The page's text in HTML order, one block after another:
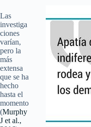
Las
investiga
ciones
varían,
pero la
más
extensa
que se ha
hecho
hasta el
momento
(Murphy
J et al.,